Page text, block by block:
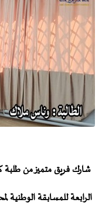
شارك فريق متميز من طلبة
الرابعة للمسابقة الوطنية